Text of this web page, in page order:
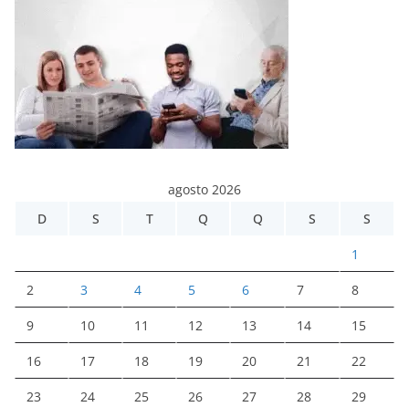
agosto 2026
D
S T Q Q S S
1
2 3 4 5 6 7 8
9 10 11 12 13 14 15
16 17 18 19 20 21 22
23 24 25 26 27 28 29